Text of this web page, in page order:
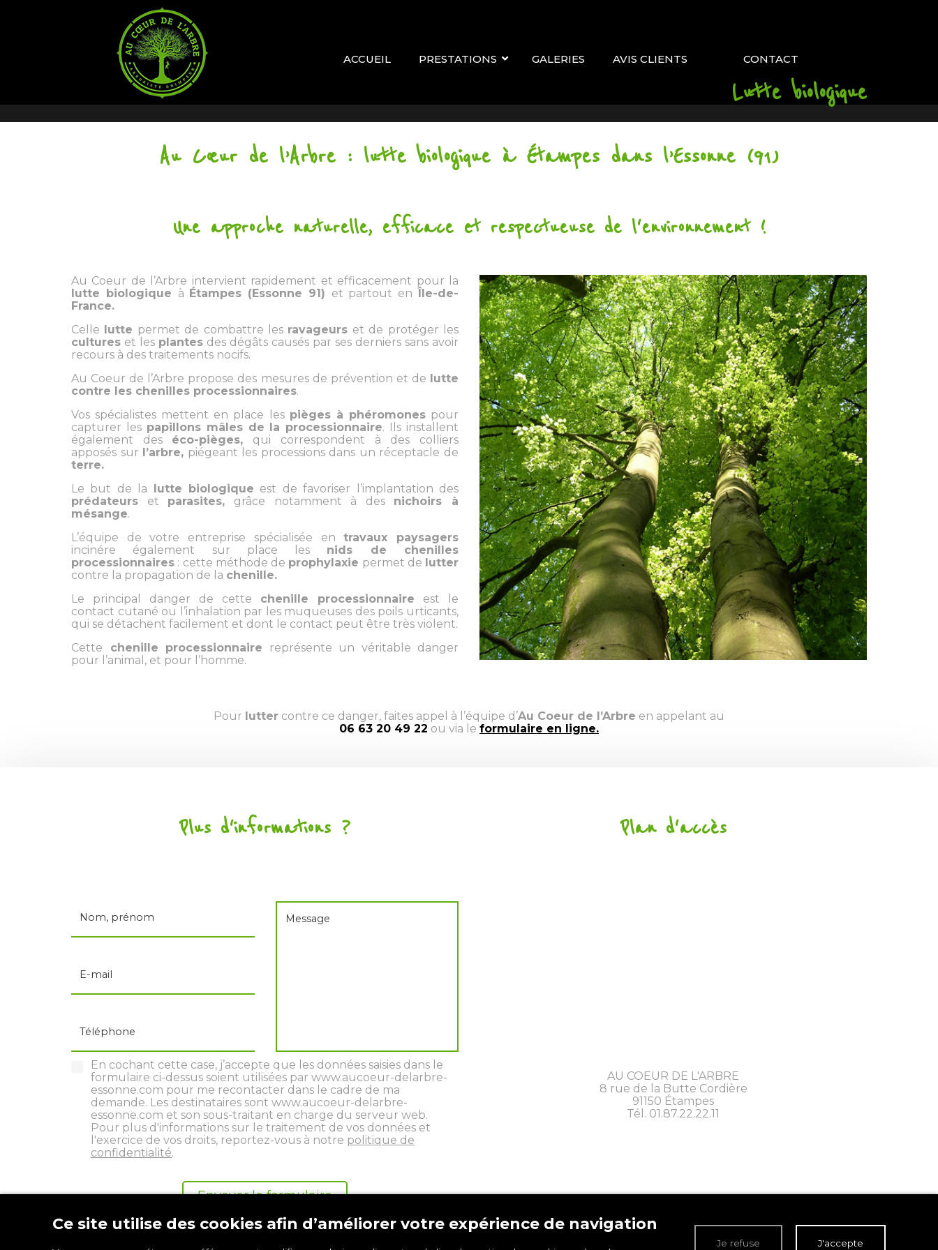
ACCUEIL PRESTATIONS GALERIES AVIS CLIENTS CONTACT
Lutte biologique
Au Cœur de l’Arbre : lutte biologique à Étampes dans l’Essonne (91)
Une approche naturelle, efficace et respectueuse de l'environnement !
Au Coeur de l’Arbre intervient rapidement et efficacement pour la
lutte biologique à Étampes (Essonne 91) et partout enÎle-de-
France.
Celle lutte permet de combattre les ravageurs et de protéger les
cultures et les plantes des dégâts causés par ses derniers sans avoir
recours à des traitements nocifs.
Au Coeur de l’Arbre propose des mesures de prévention et de lutte
contre les chenilles processionnaires.
Vos spécialistes mettent en place les pièges à phéromonespour
capturer les papillons mâles de la processionnaire. Ils installent
également des éco-pièges, qui correspondent à des colliers
apposés sur l’arbre, piégeant les processions dans un réceptacle de
terre.
Le but de la lutte biologique est de favoriser l’implantation des
prédateurs et parasites, grâce notamment à des nichoirs à
mésange.
L’équipe de votre entreprise spécialisée entravaux paysagers
incinére également sur place les nids de chenilles
processionnaires : cette méthode de prophylaxie permet de lutter
contre la propagation de la chenille.
Le principal danger de cette chenille processionnaire est le
contact cutané ou l’inhalation par les muqueuses des poils urticants,
qui se détachent facilement et dont le contact peut être très violent.
Cette chenille processionnaire représente un véritable danger
pour l’animal, et pour l’homme.
Pour lutter contre ce danger, faites appel à l’équipe d’Au Coeur de l’Arbre en appelant au
06 63 20 49 22 ou via le formulaire en ligne.
Plus d'informations ?
Nom, prénom
E-mail
Téléphone
Message
En cochant cette case, j’accepte que les données saisies dans le
formulaire ci-dessus soient utilisées par www.aucoeur-delarbre-
essonne.com pour me recontacter dans le cadre de ma
demande. Les destinataires sont www.aucoeur-delarbre-
essonne.com et son sous-traitant en charge du serveur web.
Pour plus d'informations sur le traitement de vos données et
l'exercice de vos droits, reportez-vous à notre politique de
confidentialité.
Plan d'accès
AU COEUR DE L'ARBRE
8 rue de la Butte Cordière
91150 Étampes
Tél. 01.87.22.22.11
Ce site utilise des cookies afin d’améliorer votre expérience de navigation
Je refuse J'accepte